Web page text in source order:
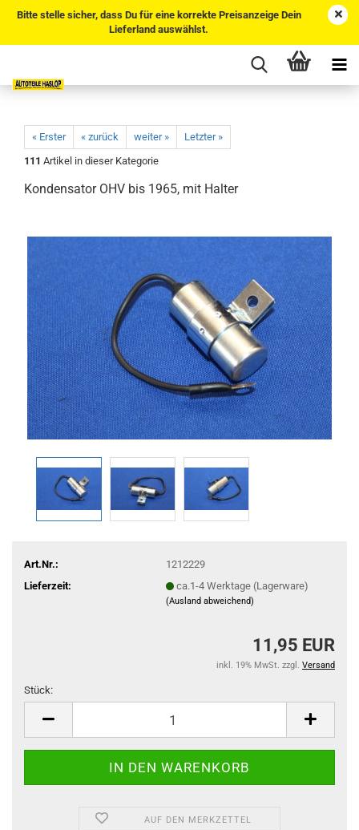
Bitte stelle sicher, dass Du für eine korrekte Preisanzeige Dein
Lieferland auswählst.
« Erster « zurück weiter »
Letzter »
111 Artikel in dieser Kategorie
Kondensator OHV bis 1965, mit Halter
Art.Nr.:
1212229
Lieferzeit:
ca.1-4 Werktage (Lagerware)
(Ausland abweichend)
11,95 EUR
inkl. 19% MwSt. zzgl. Versand
Stück:
AUF DEN MERKZETTEL